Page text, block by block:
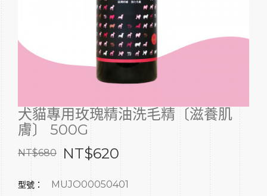
犬貓專用玫瑰精油洗毛精〔滋養肌
膚〕 500G
NT$680 NT$620
型號： MUJO00050401